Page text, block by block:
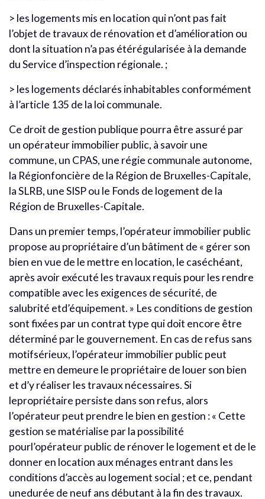
> les logements mis en location qui n’ont pas fait
l’objet de travaux de rénovation et d’amélioration ou
dont la situation n’a pas étérégularisée à la demande
du Service d’inspection régionale. ;
> les logements déclarés inhabitables conformément
à l’article 135 de la loi communale.
Ce droit de gestion publique pourra être assuré par
un opérateur immobilier public, à savoir une
commune, un CPAS, une régie communale autonome,
la Régionfoncière de la Région de Bruxelles-Capitale,
la SLRB, une SISP ou le Fonds de logement de la
Région de Bruxelles-Capitale.
Dans un premier temps, l’opérateur immobilier public
propose au propriétaire d’un bâtiment de « gérer son
bien en vue de le mettre en location, le caséchéant,
après avoir exécuté les travaux requis pour les rendre
compatible avec les exigences de sécurité, de
salubrité etd’équipement. » Les conditions de gestion
sont fixées par un contrat type qui doit encore être
déterminé par le gouvernement. En cas de refus sans
motifsérieux, l’opérateur immobilier public peut
mettre en demeure le propriétaire de louer son bien
et d’y réaliser les travaux nécessaires. Si
lepropriétaire persiste dans son refus, alors
l’opérateur peut prendre le bien en gestion : « Cette
gestion se matérialise par la possibilité
pourl’opérateur public de rénover le logement et de le
donner en location aux ménages entrant dans les
conditions d’accès au logement social ; et ce, pendant
unedurée de neuf ans débutant à la fin des travaux.